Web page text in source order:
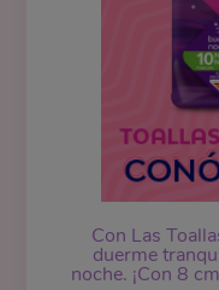
Con Las
duerme
noche. ¡Con 8